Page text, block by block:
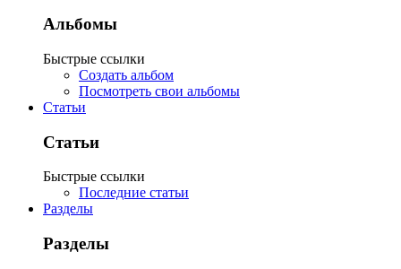
Альбомы
Быстрые ссылки
Создать альбом
Посмотреть свои альбомы
Статьи
Статьи
Быстрые ссылки
Последние статьи
Разделы
Разделы